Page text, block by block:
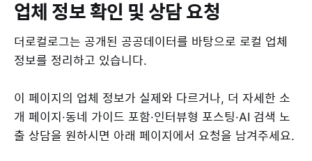
업체 정보 확인 및 상담 요청
더로컬로그는 공개된 공공데이터를 바탕으로 로컬 업체
정보를 정리하고 있습니다.
이 페이지의 업체 정보가 실제와 다르거나, 더 자세한 소
개 페이지·동네 가이드 포함·인터뷰형 포스팅·AI 검색 노
출 상담을 원하시면 아래 페이지에서 요청을 남겨주세요.